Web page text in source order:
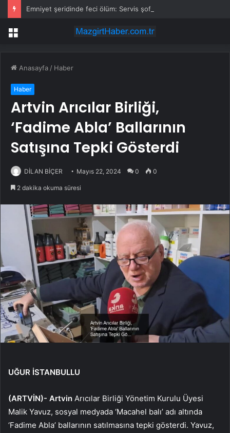
Menü
Anasayfa / Haber
Haber
Artvin Arıcılar Birliği,
‘Fadime Abla’ Ballarının
Satışına Tepki Gösterdi
DİLAN BİÇER Mayıs 22, 2024 0 0
2 dakika okuma süresi
UĞUR İSTANBULLU
(ARTVİN)- Artvin Arıcılar Birliği Yönetim Kurulu Üyesi
Malik Yavuz, sosyal medyada ‘Macahel balı’ adı altında
‘Fadime Abla’ ballarının satılmasına tepki gösterdi. Yavuz,